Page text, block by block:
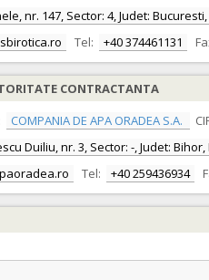
nr. 147, Sector: 4, Judet:
Tel: +40 374461131
CONTRACTANTA
COMPANIA DE APA ORADEA S.A.
Duiliu, nr. 3, Sector: -, Judet:
Tel: +40 259436934